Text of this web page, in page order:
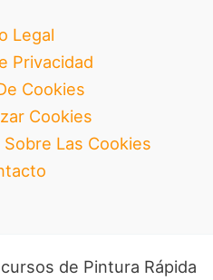
Legal
Privacidad
Cookies
Cookies
Las Cookies
de Pintura Rápida